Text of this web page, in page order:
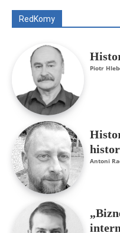
RedKomy
Piotr
Antoni